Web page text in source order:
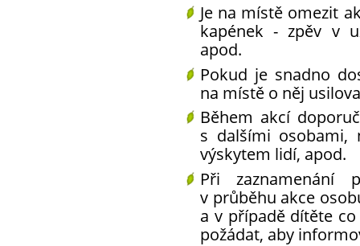
Je na místě omezit
kapének - zpěv v
apod.
Pokud je snadno
na místě o něj
Během akcí
s dalšími osobami,
výskytem lidí, apod.
Přizaznamenání
v průběhu akce
a v případě dítěte
požádat, aby